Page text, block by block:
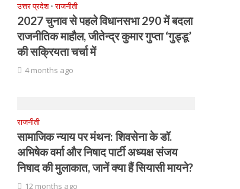
उत्तर प्रदेश • राजनीती
2027 चुनाव से पहले विधानसभा 290 में बदला
राजनीतिक माहौल, जीतेन्द्र कुमार गुप्ता ‘गुड्डू’
की सक्रियता चर्चा में
4 months ago
राजनीती
सामाजिक न्याय पर मंथन: शिवसेना के डॉ.
अभिषेक वर्मा और निषाद पार्टी अध्यक्ष संजय
निषाद की मुलाकात, जानें क्या हैं सियासी मायने?
12 months ago